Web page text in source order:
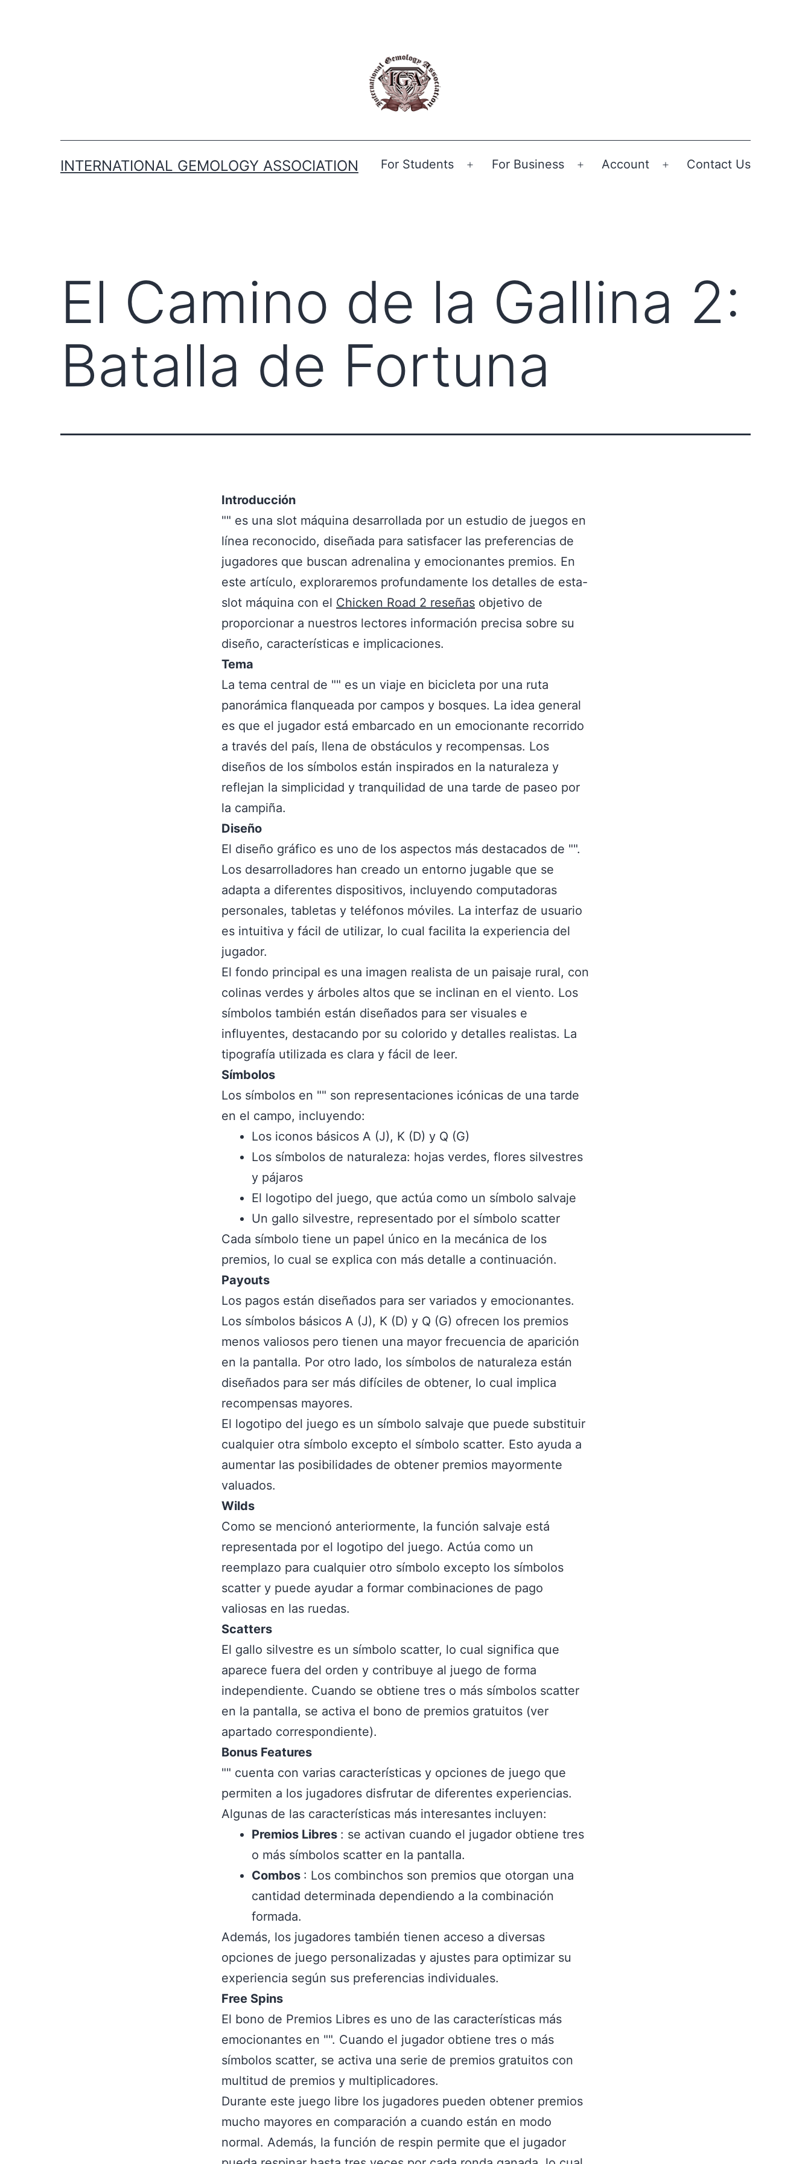
INTERNATIONAL GEMOLOGY ASSOCIATION For Students For Business Account Contact Us
El Camino de la Gallina 2:
Batalla de Fortuna
Introducción
"" es una slot máquina desarrollada por un estudio de juegos en
línea reconocido, diseñada para satisfacer las preferencias de
jugadores que buscan adrenalina y emocionantes premios. En
este artículo, exploraremos profundamente los detalles de esta-
slot máquina con el Chicken Road 2 reseñas objetivo de
proporcionar a nuestros lectores información precisa sobre su
diseño, características e implicaciones.
Tema
La tema central de "" es un viaje en bicicleta por una ruta
panorámica flanqueada por campos y bosques. La idea general
es que el jugador está embarcado en un emocionante recorrido
a través del país, llena de obstáculos y recompensas. Los
diseños de los símbolos están inspirados en la naturaleza y
reflejan la simplicidad y tranquilidad de una tarde de paseo por
la campiña.
Diseño
El diseño gráfico es uno de los aspectos más destacados de "".
Los desarrolladores han creado un entorno jugable que se
adapta a diferentes dispositivos, incluyendo computadoras
personales, tabletas y teléfonos móviles. La interfaz de usuario
es intuitiva y fácil de utilizar, lo cual facilita la experiencia del
jugador.
El fondo principal es una imagen realista de un paisaje rural, con
colinas verdes y árboles altos que se inclinan en el viento. Los
símbolos también están diseñados para ser visuales e
influyentes, destacando por su colorido y detalles realistas. La
tipografía utilizada es clara y fácil de leer.
Símbolos
Los símbolos en "" son representaciones icónicas de una tarde
en el campo, incluyendo:
Los iconos básicos A (J), K (D) y Q (G)
Los símbolos de naturaleza: hojas verdes, flores silvestres
y pájaros
El logotipo del juego, que actúa como un símbolo salvaje
Un gallo silvestre, representado por el símbolo scatter
Cada símbolo tiene un papel único en la mecánica de los
premios, lo cual se explica con más detalle a continuación.
Payouts
Los pagos están diseñados para ser variados y emocionantes.
Los símbolos básicos A (J), K (D) y Q (G) ofrecen los premios
menos valiosos pero tienen una mayor frecuencia de aparición
en la pantalla. Por otro lado, los símbolos de naturaleza están
diseñados para ser más difíciles de obtener, lo cual implica
recompensas mayores.
El logotipo del juego es un símbolo salvaje que puede substituir
cualquier otra símbolo excepto el símbolo scatter. Esto ayuda a
aumentar las posibilidades de obtener premios mayormente
valuados.
Wilds
Como se mencionó anteriormente, la función salvaje está
representada por el logotipo del juego. Actúa como un
reemplazo para cualquier otro símbolo excepto los símbolos
scatter y puede ayudar a formar combinaciones de pago
valiosas en las ruedas.
Scatters
El gallo silvestre es un símbolo scatter, lo cual significa que
aparece fuera del orden y contribuye al juego de forma
independiente. Cuando se obtiene tres o más símbolos scatter
en la pantalla, se activa el bono de premios gratuitos (ver
apartado correspondiente).
Bonus Features
"" cuenta con varias características y opciones de juego que
permiten a los jugadores disfrutar de diferentes experiencias.
Algunas de las características más interesantes incluyen:
Premios Libres : se activan cuando el jugador obtiene tres
o más símbolos scatter en la pantalla.
Combos : Los combinchos son premios que otorgan una
cantidad determinada dependiendo a la combinación
formada.
Además, los jugadores también tienen acceso a diversas
opciones de juego personalizadas y ajustes para optimizar su
experiencia según sus preferencias individuales.
Free Spins
El bono de Premios Libres es uno de las características más
emocionantes en "". Cuando el jugador obtiene tres o más
símbolos scatter, se activa una serie de premios gratuitos con
multitud de premios y multiplicadores.
Durante este juego libre los jugadores pueden obtener premios
mucho mayores en comparación a cuando están en modo
normal. Además, la función de respin permite que el jugador